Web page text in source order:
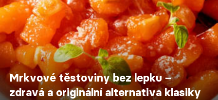
Mrkvové těstoviny bez lepku –
zdravá a originální alternativa klasiky